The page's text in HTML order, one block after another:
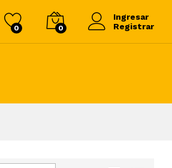
0 0
Ingresar
Registrar